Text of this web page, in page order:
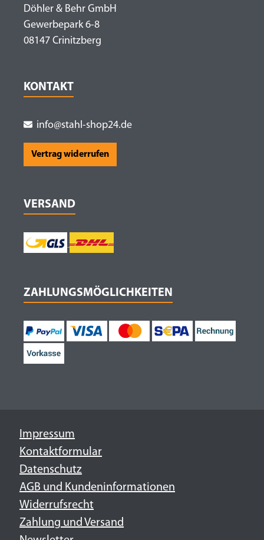
Döhler & Behr GmbH
Gewerbepark 6-8
08147 Crinitzberg
KONTAKT
info@stahl-shop24.de
Vertrag widerrufen
VERSAND
ZAHLUNGSMÖGLICHKEITEN
Impressum
Kontaktformular
Datenschutz
AGB und Kundeninformationen
Widerrufsrecht
Zahlung und Versand